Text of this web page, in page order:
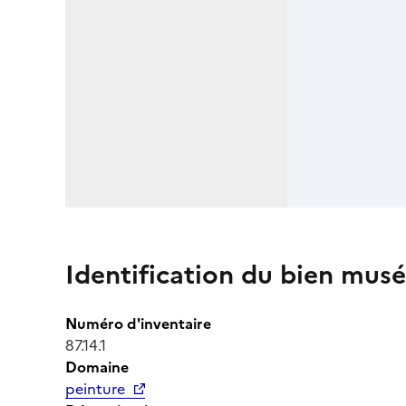
Identification du bien
Numéro d'inventaire
87.14.1
Domaine
peinture